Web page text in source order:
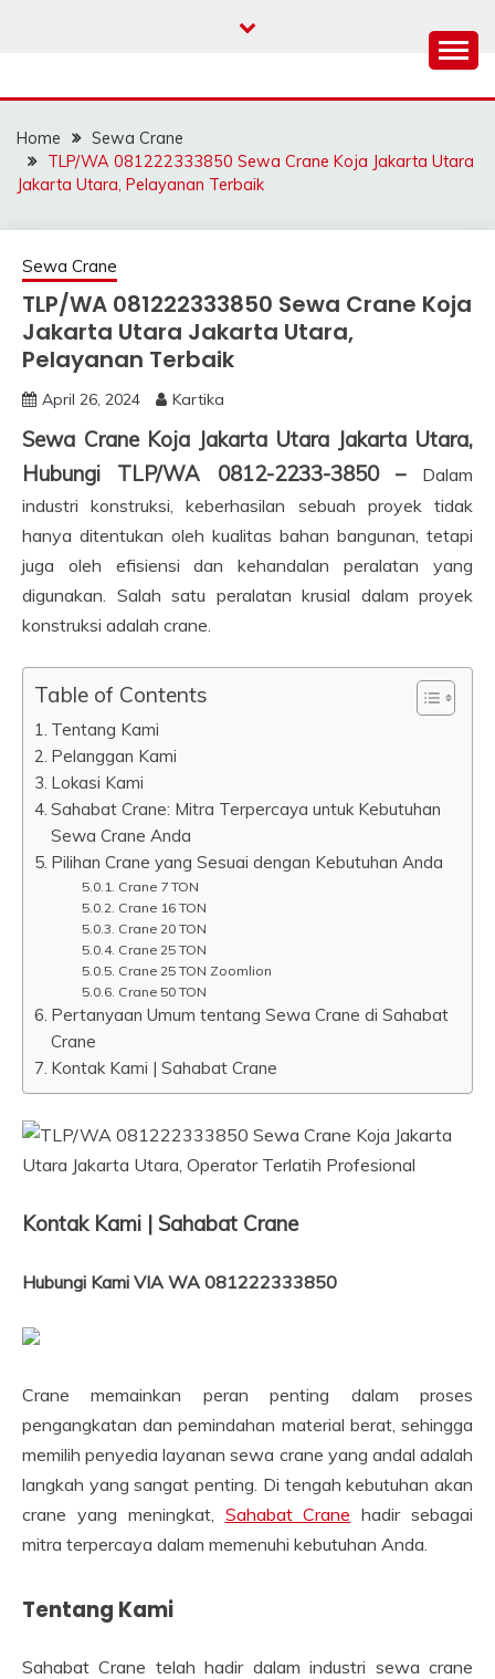
SAHABAT CRANE |
JASA SEWA CRANE |
FORKLIFT | SKYLIFT
Home
Sewa Crane
TLP/WA 081222333850 Sewa Crane Koja Jakarta Utara
Jakarta Utara, Pelayanan Terbaik
Sewa Crane
TLP/WA 081222333850 Sewa Crane Koja
Jakarta Utara Jakarta Utara,
Pelayanan Terbaik
April 26, 2024 Kartika
Sewa Crane Koja Jakarta Utara Jakarta Utara,
Hubungi TLP/WA 0812-2233-3850 –
Dalam
industri konstruksi, keberhasilan sebuah proyek tidak
hanya ditentukan oleh kualitas bahan bangunan, tetapi
juga oleh efisiensi dan kehandalan peralatan yang
digunakan. Salah satu peralatan krusial dalam proyek
konstruksi adalah crane.
Table of Contents
Tentang Kami
Pelanggan Kami
Lokasi Kami
Sahabat Crane: Mitra Terpercaya untuk Kebutuhan
Sewa Crane Anda
Pilihan Crane yang Sesuai dengan Kebutuhan Anda
Crane 7 TON
Crane 16 TON
Crane 20 TON
Crane 25 TON
Crane 25 TON Zoomlion
Crane 50 TON
Pertanyaan Umum tentang Sewa Crane di Sahabat
Crane
Kontak Kami | Sahabat Crane
Kontak Kami | Sahabat Crane
Hubungi Kami VIA WA 081222333850
Crane memainkan peran penting dalam proses
pengangkatan dan pemindahan material berat, sehingga
memilih penyedia layanan sewa crane yang andal adalah
langkah yang sangat penting. Di tengah kebutuhan akan
crane yang meningkat, Sahabat Crane hadir sebagai
mitra terpercaya dalam memenuhi kebutuhan Anda.
Tentang Kami
Sahabat Crane telah hadir dalam industri sewa crane